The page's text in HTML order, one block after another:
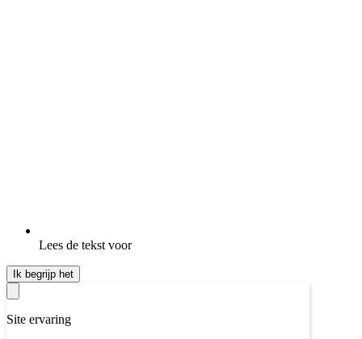
Lees de tekst voor
Ik begrijp het
Site ervaring